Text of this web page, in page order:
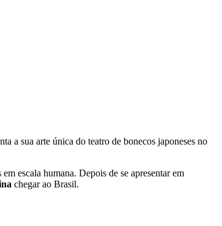
a sua arte única do teatro de bonecos japoneses no
escala humana. Depois de se apresentar em
chegar ao Brasil.